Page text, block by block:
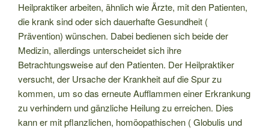
Heilpraktiker arbeiten, ähnlich wie Ärzte, mit den Patienten,
die krank sind oder sich dauerhafte Gesundheit (
Prävention) wünschen. Dabei bedienen sich beide der
Medizin, allerdings unterscheidet sich ihre
Betrachtungsweise auf den Patienten. Der Heilpraktiker
versucht, der Ursache der Krankheit auf die Spur zu
kommen, um so das erneute Aufflammen einer Erkrankung
zu verhindern und gänzliche Heilung zu erreichen. Dies
kann er mit pflanzlichen, homöopathischen ( Globulis und